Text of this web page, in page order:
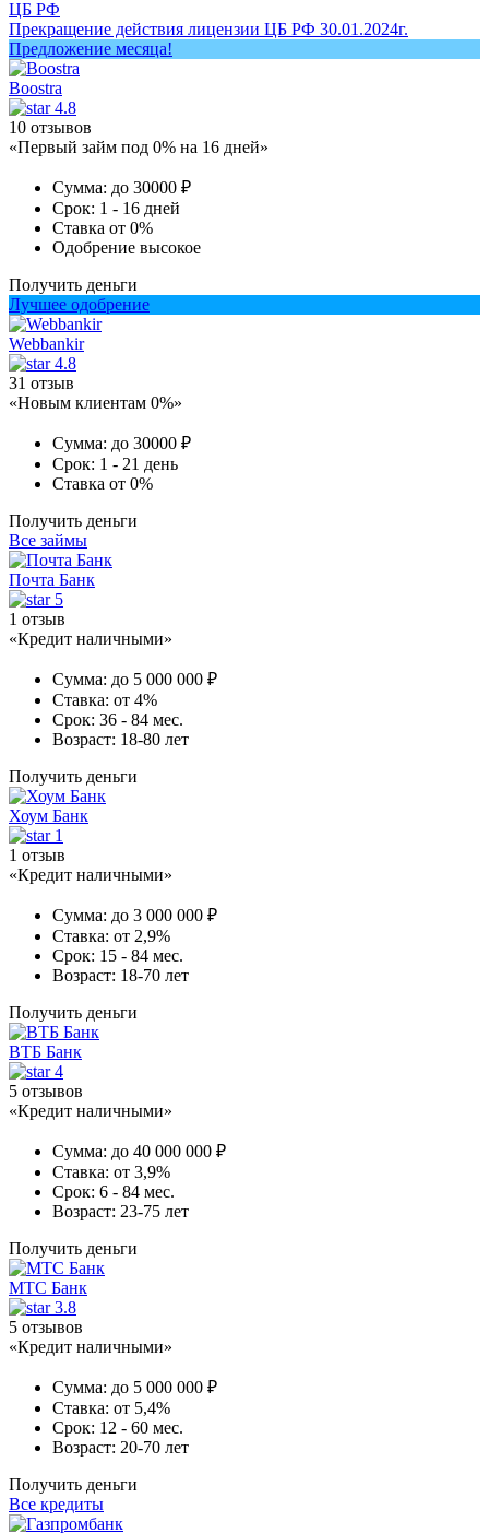
ЦБ РФ
Прекращение действия лицензии ЦБ РФ 30.01.2024г.
Предложение месяца!
Boostra
4.8
10 отзывов
«Первый займ под 0% на 16 дней»
Сумма: до 30000 ₽
Срок: 1 - 16 дней
Ставка от 0%
Одобрение высокое
Получить деньги
Лучшее одобрение
Webbankir
4.8
31 отзыв
«Новым клиентам 0%»
Сумма: до 30000 ₽
Срок: 1 - 21 день
Ставка от 0%
Получить деньги
Все займы
Почта Банк
5
1 отзыв
«Кредит наличными»
Сумма: до 5 000 000 ₽
Ставка: от 4%
Срок: 36 - 84 мес.
Возраст: 18-80 лет
Получить деньги
Хоум Банк
1
1 отзыв
«Кредит наличными»
Сумма: до 3 000 000 ₽
Ставка: от 2,9%
Срок: 15 - 84 мес.
Возраст: 18-70 лет
Получить деньги
ВТБ Банк
4
5 отзывов
«Кредит наличными»
Сумма: до 40 000 000 ₽
Ставка: от 3,9%
Срок: 6 - 84 мес.
Возраст: 23-75 лет
Получить деньги
МТС Банк
3.8
5 отзывов
«Кредит наличными»
Сумма: до 5 000 000 ₽
Ставка: от 5,4%
Срок: 12 - 60 мес.
Возраст: 20-70 лет
Получить деньги
Все кредиты